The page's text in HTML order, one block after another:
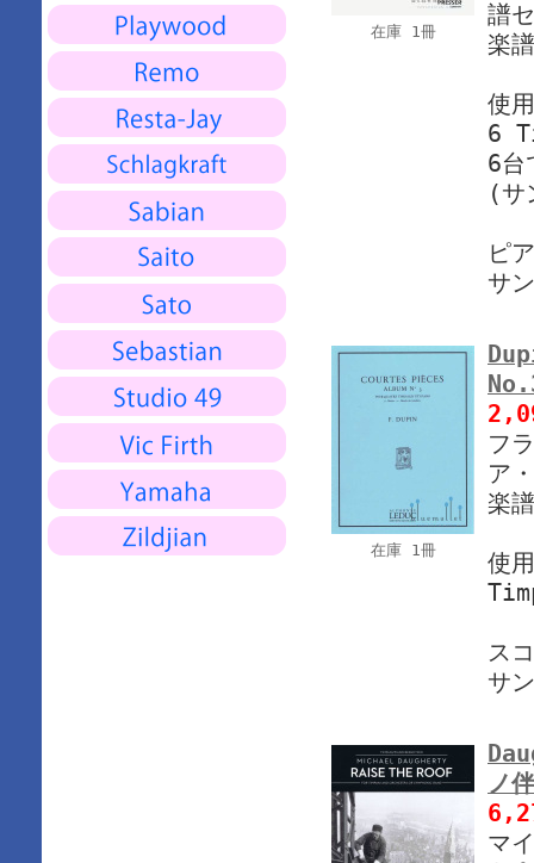
在庫 1冊
譜
楽
使
6
6台
(サ
ピ
サ
在庫 1冊
フ
ア
楽
使
ス
サ
ノ
マ